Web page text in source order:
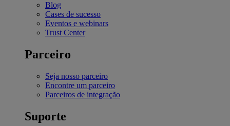
Blog
Cases de sucesso
Eventos e webinars
Trust Center
Parceiro
Seja nosso parceiro
Encontre um parceiro
Parceiros de integração
Suporte